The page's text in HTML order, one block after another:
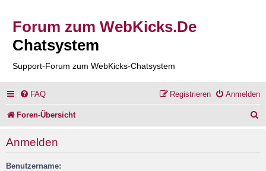
Forum zum WebKicks.De
Chatsystem
Support-Forum zum WebKicks-Chatsystem
FAQ Anmelden
Registrieren
Foren-Übersicht
Anmelden
Benutzername: